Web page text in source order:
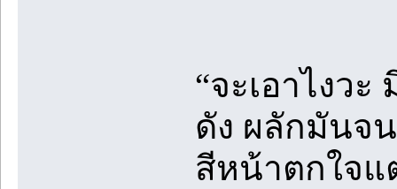
“จะเอาไงว
ดัง ผลักมันจ
สีหน้าตกใจ